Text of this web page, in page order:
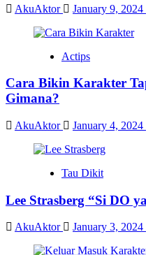
AkuAktor January 9, 2024
Actips
Cara Bikin Karakter
Gimana?
AkuAktor January 4, 2024
Tau Dikit
Lee Strasberg “Si DO
AkuAktor January 3, 2024